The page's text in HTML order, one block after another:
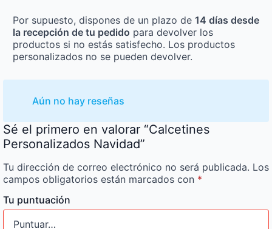
Por supuesto, dispones de un plazo de 14 días desde
la recepción de tu pedido para devolver los
productos si no estás satisfecho. Los productos
personalizados no se pueden devolver.
Aún no hay reseñas
Sé el primero en valorar “Calcetines
Personalizados Navidad”
Tu dirección de correo electrónico no será publicada. Los
campos obligatorios están marcados con *
Tu puntuación